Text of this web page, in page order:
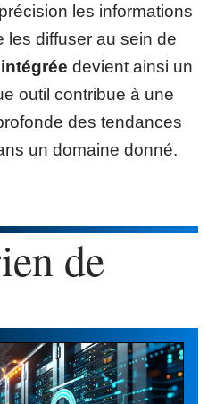
les informations
les diffuser au sein de
devient ainsi un
outil contribue à une
des tendances
un domaine donné.
de